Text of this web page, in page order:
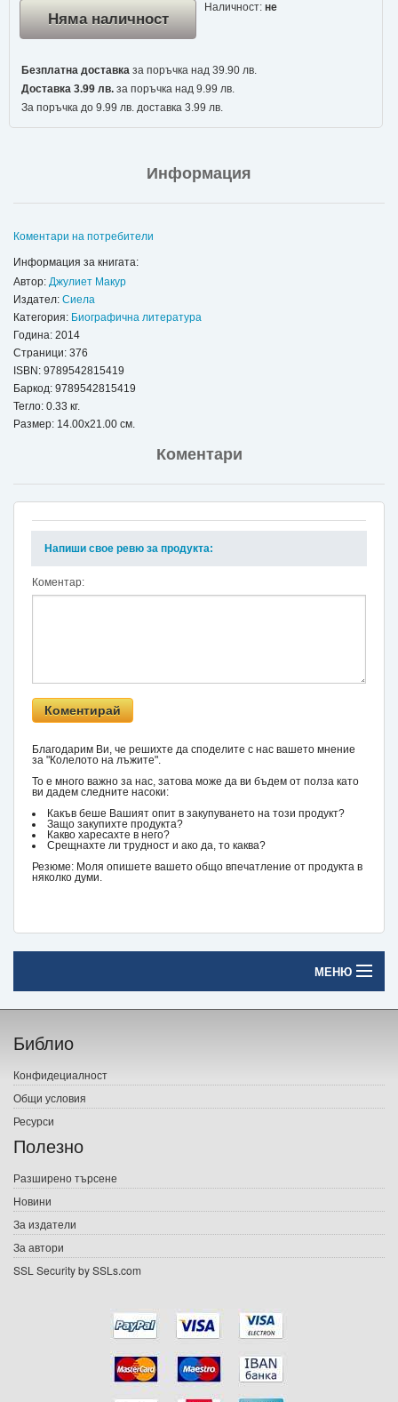
Няма наличност
Наличност: не
Безплатна доставказа поръчка над 39.90 лв.
Доставка 3.99 лв.за поръчка над 9.99 лв.
За поръчка до 9.99 лв. доставка 3.99 лв.
Информация
Коментари на потребители
Информация за книгата:
Автор: Джулиет Макур
Издател: Сиела
Категория: Биографична литература
Година: 2014
Страници: 376
ISBN: 9789542815419
Баркод: 9789542815419
Тегло: 0.33 кг.
Размер: 14.00x21.00 см.
Коментари
Напиши свое ревю за продукта:
Коментар:
Благодарим Ви, че решихте да споделите с нас вашето мнение
за "Колелото на лъжите".
То е много важно за нас, затова може да ви бъдем от полза като
ви дадем следните насоки:
Какъв беше Вашият опит в закупуването на този продукт?
Защо закупихте продукта?
Какво харесахте в него?
Срещнахте ли трудност и ако да, то каква?
Резюме: Моля опишете вашето общо впечатление от продукта в
няколко думи.
МЕНЮ
Начало
Печатни книги
Електронни книги
Е-списания
Подаръци
Ваучери
Библио
Конфидециалност
Общи условия
Ресурси
Полезно
Разширено търсене
Новини
За издатели
За автори
SSL Security by SSLs.com